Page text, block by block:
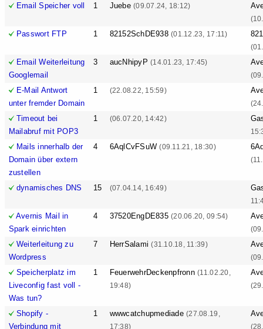
Email Speicher voll 1 Juebe(09.07.24, 18:12)
Passwort FTP 1 82152SchDE938(01.12.23, 17:11)
Email Weiterleitung
Googlemail
3 aucNhipyP(14.01.23, 17:45)
E-Mail Antwort
unter fremder Domain
1 (22.08.22, 15:59)
Timeout bei
Mailabruf mit POP3
1 (06.07.20, 14:42)
Mails innerhalb der
Domain über extern
zustellen
4 6AqlCvFSuW(09.11.21, 18:30)
dynamisches DNS 15 (07.04.14, 16:49)
Avernis Mail in
Spark einrichten
4 37520EngDE835(20.06.20, 09:54)
Weiterleitung zu
Wordpress
7 HerrSalami(31.10.18, 11:39)
Speicherplatz im
Liveconfig fast voll -
Was tun?
1 FeuerwehrDeckenpfronn(11.02.20,
19:48)
Shopify -
Verbindung mit
1 wwwcatchupmediade(27.08.19,
17:38)